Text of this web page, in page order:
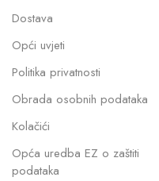
Dostava
Opći uvjeti
Politika privatnosti
Obrada osobnih podataka
Kolačići
Opća uredba EZ o zaštiti
podataka